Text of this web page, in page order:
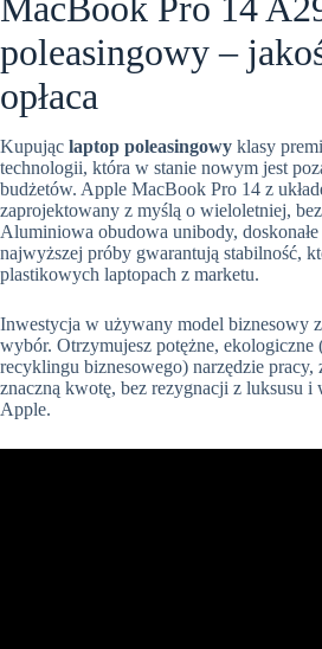
poleasingowy –
opłaca
Kupując laptop poleasingowy klasy
technologii, która w stanie nowym jest
budżetów. Apple MacBook Pro 14 z
zaprojektowany z myślą o wieloletniej,
Aluminiowa obudowa unibody,
najwyższej próby gwarantują stabilność,
plastikowych laptopach z marketu.
Inwestycja w używany model biznesowy
wybór. Otrzymujesz potężne, ekologiczne
recyklingu biznesowego) narzędzie pracy,
znaczną kwotę, bez rezygnacji z luksusu i
Apple.